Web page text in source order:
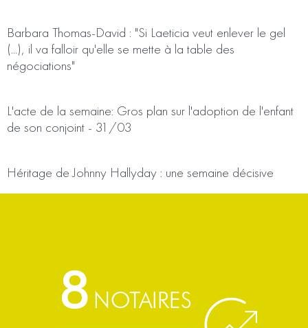
Barbara Thomas-David : "Si Laeticia veut enlever le gel
(...), il va falloir qu'elle se mette à la table des
négociations"
L'acte de la semaine: Gros plan sur l'adoption de l'enfant
de son conjoint - 31/03
Héritage de Johnny Hallyday : une semaine décisive